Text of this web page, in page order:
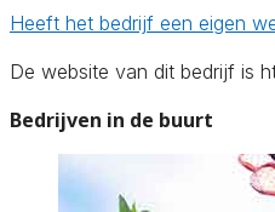
Heeft het bedrijf een eigen
De website van dit bedrijf is
Bedrijven in de buurt